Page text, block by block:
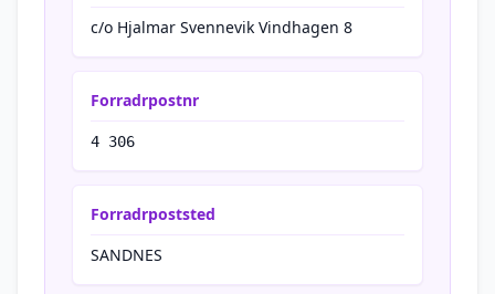
c/o Hjalmar Svennevik Vindhagen 8
Forradrpostnr
4 306
Forradrpoststed
SANDNES